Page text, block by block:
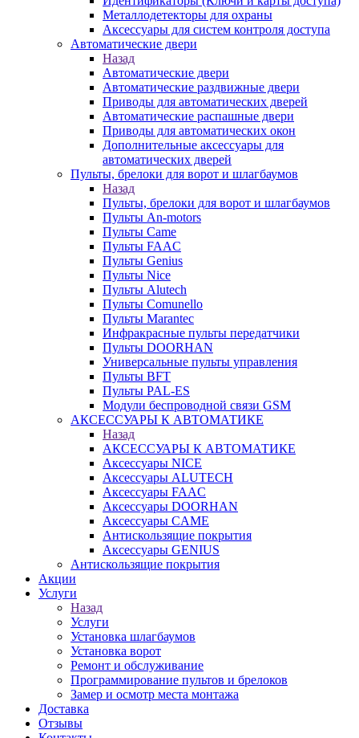
Металлодетекторы для охраны
Аксессуары для систем контроля доступа
Автоматические двери
Назад
Автоматические двери
Автоматические раздвижные двери
Приводы для автоматических дверей
Автоматические распашные двери
Приводы для автоматических окон
Дополнительные аксессуары для
автоматических дверей
Пульты, брелоки для ворот и шлагбаумов
Назад
Пульты, брелоки для ворот и шлагбаумов
Пульты An-motors
Пульты Came
Пульты FAAC
Пульты Genius
Пульты Nice
Пульты Alutech
Пульты Сomunello
Пульты Marantec
Инфракрасные пульты передатчики
Пульты DOORHAN
Универсальные пульты управления
Пульты BFT
Пульты PAL-ES
Модули беспроводной связи GSM
АКСЕССУАРЫ К АВТОМАТИКЕ
Назад
АКСЕССУАРЫ К АВТОМАТИКЕ
Аксессуары NICE
Аксессуары ALUTECH
Аксессуары FAAC
Аксессуары DOORHAN
Аксессуары CAME
Антискользящие покрытия
Аксессуары GENIUS
Антискользящие покрытия
Акции
Услуги
Назад
Услуги
Установка шлагбаумов
Установка ворот
Ремонт и обслуживание
Программирование пультов и брелоков
Замер и осмотр места монтажа
Доставка
Отзывы